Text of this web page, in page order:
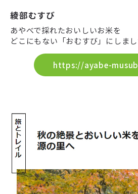
綾部むすび
あやべで採れたおいしいお米を
どこにもない「おむすび」にしまし
https://ayabe-